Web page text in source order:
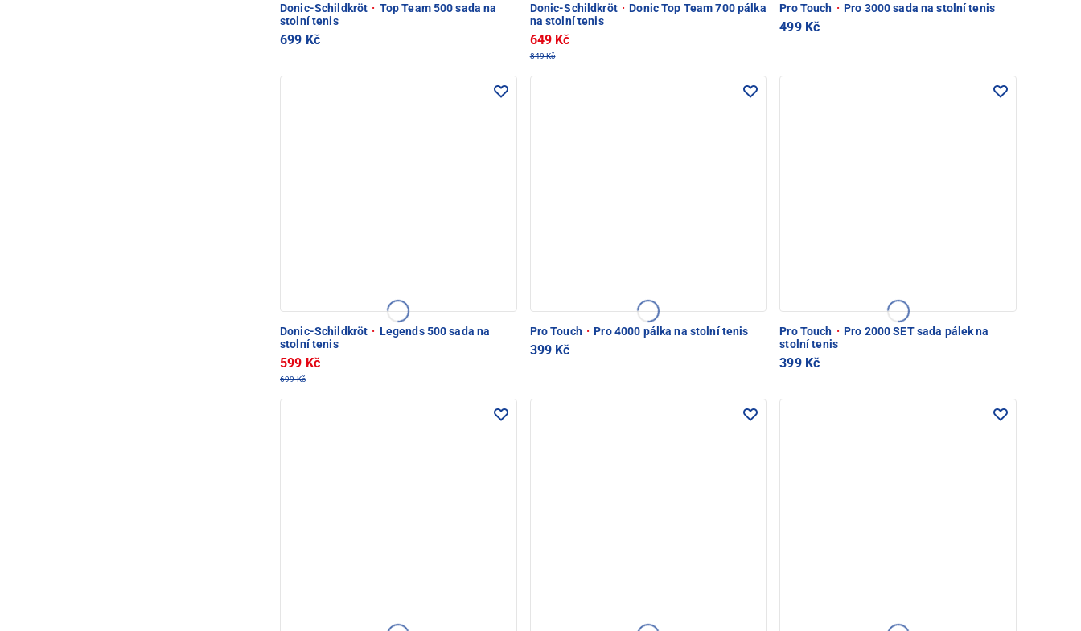
Donic-Schildkröt · Top Team 500 sada na
stolní tenis
699 Kč
Donic-Schildkröt · Donic Top Team 700 pálka
na stolní tenis
649 Kč
849 Kč
Pro Touch · Pro 3000 sada na stolní tenis
499 Kč
Donic-Schildkröt · Legends 500 sada na
stolní tenis
599 Kč
699 Kč
Pro Touch · Pro 4000 pálka na stolní tenis
399 Kč
Pro Touch · Pro 2000 SET sada pálek na
stolní tenis
399 Kč